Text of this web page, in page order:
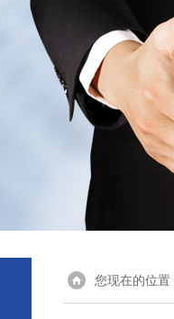
您现在的位置